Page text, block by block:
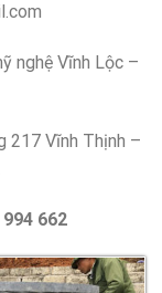
nghệ Vĩnh Lộc –
217 Vĩnh Thịnh –
662